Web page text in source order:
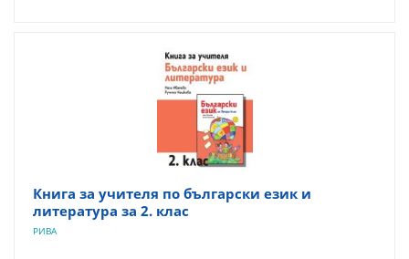
Книга за учителя по български език и
литература за 2. клас
РИВА